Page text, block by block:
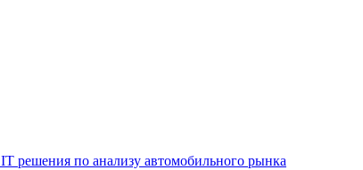
IT решения по анализу автомобильного рынка